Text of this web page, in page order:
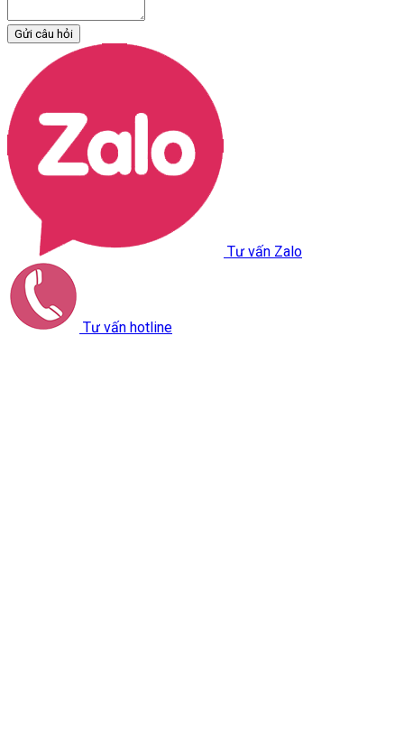
Gửi câu hỏi
Tư vấn Zalo
Tư vấn hotline